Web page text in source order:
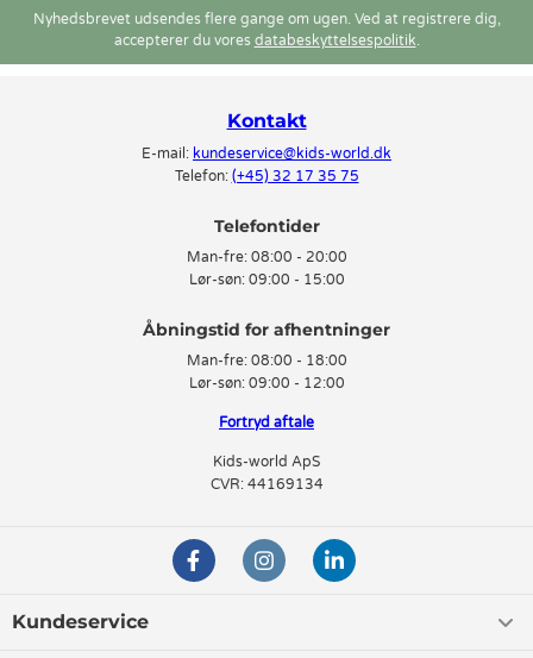
Nyhedsbrevet udsendes flere gange om ugen. Ved at registrere dig,
accepterer du vores databeskyttelsespolitik.
Kontakt
E-mail: kundeservice@kids-world.dk
Telefon: (+45) 32 17 35 75
Telefontider
Man-fre: 08:00 - 20:00
Lør-søn: 09:00 - 15:00
Man-fre: 08:00 - 18:00
Lør-søn: 09:00 - 12:00
Fortryd aftale
Kids-world ApS
CVR: 44169134
Kundeservice